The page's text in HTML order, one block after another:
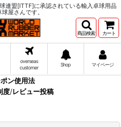
連盟[ITTF]に承認されている輸入卓球用品
屋さんです。
商品検索 カート
overseas
customer
Shop マイページ
ン使用法
度/レビュー投稿